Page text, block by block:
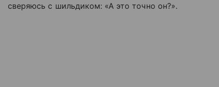
сверяюсь с шильдиком: «А это точно он?».